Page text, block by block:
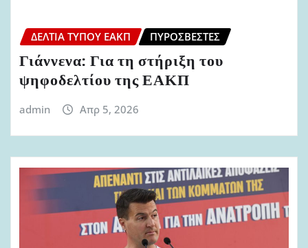
ΔΕΛΤΊΑ ΤΎΠΟΥ ΕΑΚΠ ΠΥΡΟΣΒΈΣΤΕΣ
Γιάννενα: Για τη στήριξη του
ψηφοδελτίου της ΕΑΚΠ
admin Απρ 5, 2026